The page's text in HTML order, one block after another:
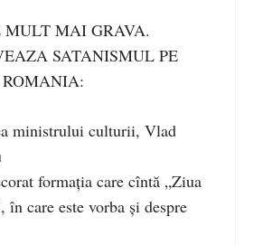
MAI GRAVA.
SATANISMUL PE
ministrului culturii, Vlad
formaţia care cîntă „Ziua
în care este vorba şi despre